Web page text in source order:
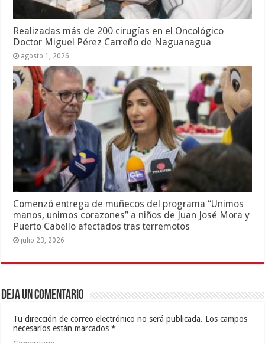
Realizadas más de 200 cirugías en el Oncológico
Doctor Miguel Pérez Carreño de Naguanagua
agosto 1, 2026
Comenzó entrega de muñecos del programa “Unimos
manos, unimos corazones” a niños de Juan José Mora y
Puerto Cabello afectados tras terremotos
julio 23, 2026
Deja un comentario
Tu dirección de correo electrónico no será publicada. Los campos
necesarios están marcados*